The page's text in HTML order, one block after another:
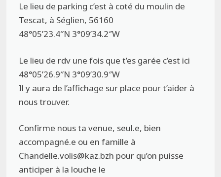
Le lieu de parking c’est à coté du moulin de
Tescat, à Séglien, 56160
48°05’23.4″N 3°09’34.2″W
Le lieu de rdv une fois que t’es garée c’est ici
48°05’26.9″N 3°09’30.9″W
Il y aura de l’affichage sur place pour t’aider à
nous trouver.
Confirme nous ta venue, seul.e, bien
accompagné.e ou en famille à
Chandelle.volis@kaz.bzh pour qu’on puisse
anticiper à la louche le